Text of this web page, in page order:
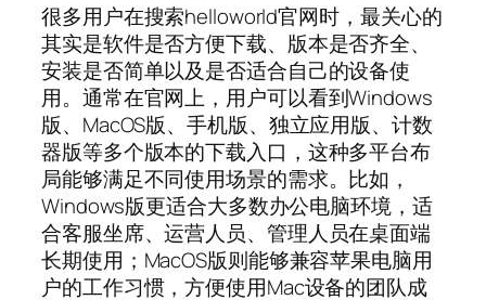
很多用户在搜索helloworld官网时，最关心的
其实是软件是否方便下载、版本是否齐全、
安装是否简单以及是否适合自己的设备使
用。通常在官网上，用户可以看到Windows
版、MacOS版、手机版、独立应用版、计数
器版等多个版本的下载入口，这种多平台布
局能够满足不同使用场景的需求。比如，
Windows版更适合大多数办公电脑环境，适
合客服坐席、运营人员、管理人员在桌面端
长期使用；MacOS版则能够兼容苹果电脑用
户的工作习惯，方便使用Mac设备的团队成